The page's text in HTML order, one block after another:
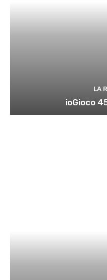
LA
ioGioco